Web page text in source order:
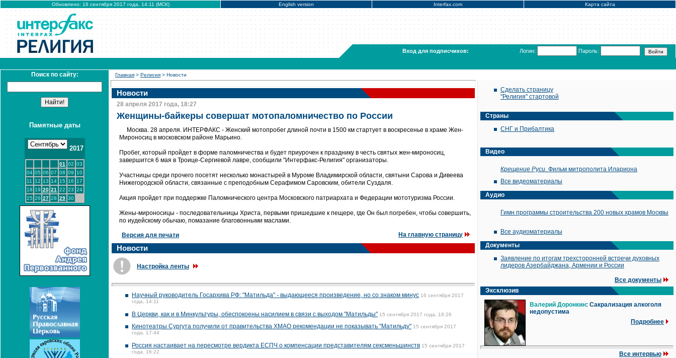
Обновлено: 16 сентября 2017 года, 14:11 (МСК) English version Interfax.com Карта сайта
Вход для подписчиков: Логин: Пароль:
Поиск по сайту:
Памятные даты
2017
01 02 03
04 05 06 07 08 09
10
11
12 13 14 15 16
17
18 19 20 21 22 23 24
25 26 27 28 29 30
Главная > Религия > Новости
Новости
28 апреля 2017 года, 18:27
Женщины-байкеры совершат мотопаломничество по России
Москва. 28 апреля. ИНТЕРФАКС - Женский мотопробег длиной почти в 1500 км стартует в воскресенье в храме Жен-
Мироносиц в московском районе Марьино.
Пробег, который пройдет в форме паломничества и будет приурочен к празднику в честь святых жен-мироносиц,
завершится 6 мая в Троице-Сергиевой лавре, сообщили "Интерфакс-Религия" организаторы.
Участницы среди прочего посетят несколько монастырей в Муроме Владимирской области, святыни Сарова и Дивеева
Нижегородской области, связанные с преподобным Серафимом Саровским, обители Суздаля.
Акция пройдет при поддержке Паломнического центра Московского патриархата и Федерации мототуризма России.
Жены-мироносицы - последовательницы Христа, первыми пришедшие к пещере, где Он был погребен, чтобы совершить,
по иудейскому обычаю, помазание благовонными маслами.
Версия для печати На главную страницу
Новости
Настройка ленты
Научный руководитель Госархива РФ: "Матильда" - выдающееся произведение, но со знаком минус 16 сентября 2017
года, 14:11
В Церкви, как и в Минкультуры, обеспокоены насилием в связи с выходом "Матильды" 15 сентября 2017 года, 18:26
Кинотеатры Сургута получили от правительства ХМАО рекомендации не показывать "Матильду" 15 сентября 2017
года, 17:44
Россия настаивает на пересмотре вердикта ЕСПЧ о компенсации представителям сексменьшинств 15 сентября 2017
года, 16:22
Сделать страницу
"Религия" стартовой
Страны
СНГ и Прибалтика
Видео
Крещение Руси. Фильм митрополита Илариона
Все видеоматериалы
Аудио
Гимн программы строительства 200 новых храмов Москвы
Все аудиоматериалы
Документы
Заявление по итогам трехсторонней встречи духовных
лидеров Азербайджана, Армении и России
Все документы
Эксклюзив
Валерий Доронкин: Сакрализация алкоголя
недопустима
Подробнее
Все интервью